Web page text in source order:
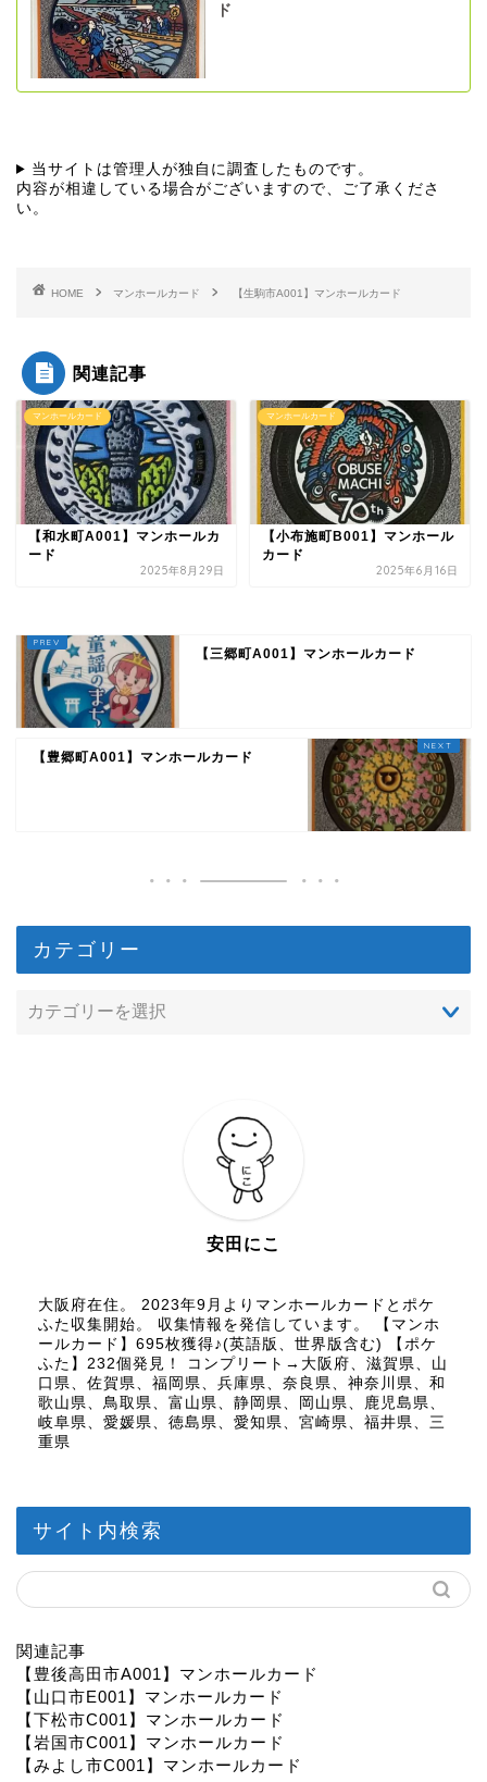
ド
当サイトは管理人が独自に調査したものです。
内容が相違している場合がございますので、ご了承くださ
い。
HOME マンホールカード 【生駒市A001】マンホールカード
関連記事
マンホールカード
【和水町A001】マンホールカ
ード
2025年8月29日
マンホールカード
【小布施町B001】マンホール
カード
2025年6月16日
【三郷町A001】マンホールカード
【豊郷町A001】マンホールカード
カテゴリー
安田にこ
大阪府在住。 2023年9月よりマンホールカードとポケ
ふた収集開始。 収集情報を発信しています。 【マンホ
ールカード】695枚獲得♪(英語版、世界版含む) 【ポケ
ふた】232個発見！ コンプリート→大阪府、滋賀県、山
口県、佐賀県、福岡県、兵庫県、奈良県、神奈川県、和
歌山県、鳥取県、富山県、静岡県、岡山県、鹿児島県、
岐阜県、愛媛県、徳島県、愛知県、宮崎県、福井県、三
重県
サイト内検索
関連記事
【豊後高田市A001】マンホールカード
【山口市E001】マンホールカード
【下松市C001】マンホールカード
【岩国市C001】マンホールカード
【みよし市C001】マンホールカード